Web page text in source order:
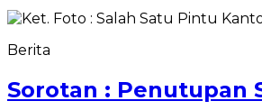
Berita
Sorotan : Penutupan